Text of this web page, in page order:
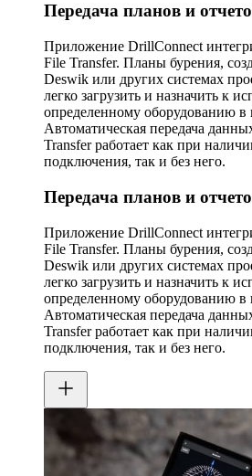
Передача планов и
Приложение DrillConnect
File Transfer. Планы бурения,
Deswik или других системах
легко загрузить и назначить к
определенному оборудованию в
Автоматическая передача
Transfer работает как при
подключения, так и без него.
Передача планов и
Приложение DrillConnect
File Transfer. Планы бурения,
Deswik или других системах
легко загрузить и назначить к
определенному оборудованию в
Автоматическая передача
Transfer работает как при
подключения, так и без него.